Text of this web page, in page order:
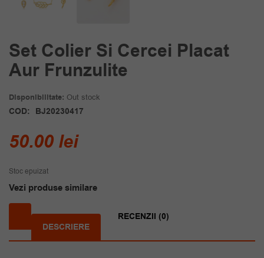
Set Colier Si Cercei Placat
Aur Frunzulite
Disponibilitate: Out stock
COD: BJ20230417
50.00 lei
Stoc epuizat
Vezi produse similare
DESCRIERE
RECENZII (0)